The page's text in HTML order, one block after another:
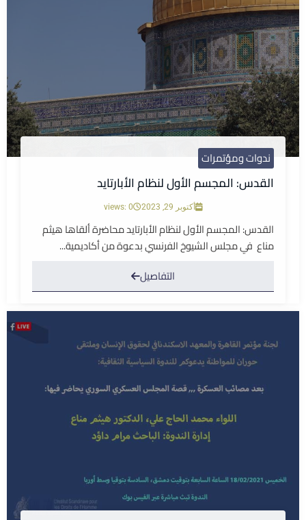
ندوات ومؤتمرات
القدس: المجسم الأول لنظام الأبارتايد
أكتوبر 29, 2023 views: 0
القدس: المجسم الأول لنظام الأبارتايد محاضرة ألقاها هيثم
مناع في مجلس الشيوخ الفرنسي بدعوة من أكاديمية...
التفاصيل